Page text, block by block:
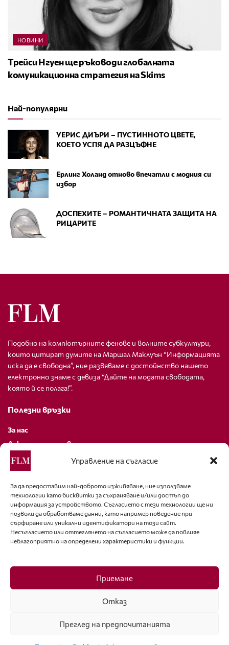
Управление на съгласие
За да предоставим най-доброто изживяване, ние използваме
технологии като бисквитки за съхраняване и/или достъп до
информация за устройството. Съгласието с тези технологии ще ни
позволи да обработваме данни, като например поведение при
сърфиране или уникални идентификатори на този сайт.
Несъгласието или оттеглянето на съгласието може да повлияе
неблагоприятно на определени характеристики и функции.
Приемане
Отказ
Преглед на предпочитанията
НОВИНИ
Трейси Нгуен ще ръководи глобалната
комуникационна стратегия на Skims
Най-популярни
УЕРИС ДИЪРИ – ПУСТИННОТО ЦВЕТЕ,
КОЕТО УСПЯ ДА РАЗЦЪФНЕ
Ерлинг Холанд отново впечатли с модния си
избор
ДОСПЕХИТЕ – РОМАНТИЧНАТА ЗАЩИТА НА
РИЦАРИТЕ
Подобно на компютърните фенове и волните субкултури,
които цитират думите на Маршал Маклуън “Информацията
иска да е свободна”, ние развяваме с достойнство нашето
електронно знаме с девиза “Дайте на модата свободата,
която й се полага!”.
Полезни връзки
За нас
Декларация за поверителност
Политика за бисквитки
За контакти
editor@fashion-lifestyle.net
+359 88 227 33 47
Последвайте ни
Facebook
ISSN 1314-8915 Copyright © 2007-2025 Ot igla do konetz Ltd. & Fashion.bg